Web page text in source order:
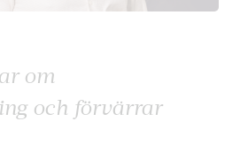
om
och förvärrar